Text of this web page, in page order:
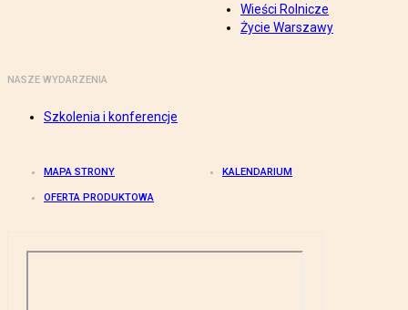
Wieści Rolnicze
Życie Warszawy
NASZE WYDARZENIA
Szkolenia i konferencje
MAPA STRONY KALENDARIUM
OFERTA PRODUKTOWA